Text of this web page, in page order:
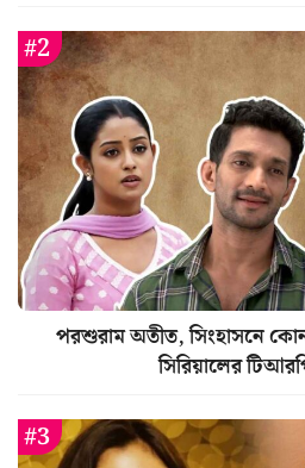
পরশুরাম অতীত, সিংহাসনে কোন
সিরিয়ালের